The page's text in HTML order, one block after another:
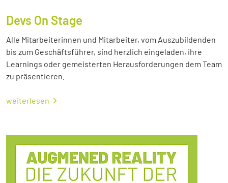
Devs On Stage
Alle Mitarbeiterinnen und Mitarbeiter, vom Auszubildenden
bis zum Geschäftsführer, sind herzlich eingeladen, ihre
Learnings oder gemeisterten Herausforderungen dem Team
zu präsentieren.
weiterlesen